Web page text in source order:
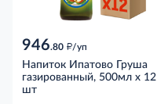
946.80 д/уп
Напиток Ипатово Груша
газированный, 500мл x 12
шт